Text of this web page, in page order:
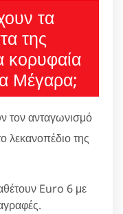
τα
της
κορυφαία
Μέγαρα;
τον ανταγωνισμό
λεκανοπέδιο της
Euro 6 με